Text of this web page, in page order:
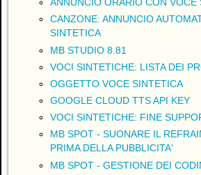
CANZONE: ANNUNCIO
SINTETICA
MB STUDIO 8.81
VOCI SINTETICHE: LISTA DEI
OGGETTO VOCE SINTETICA
GOOGLE CLOUD TTS API KEY
VOCI SINTETICHE: FINE
MB SPOT - SUONARE IL
PRIMA DELLA PUBBLICITA'
MB SPOT - GESTIONE DEI